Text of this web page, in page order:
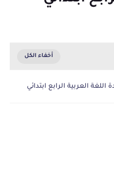
العربية الرابع ابتدائي